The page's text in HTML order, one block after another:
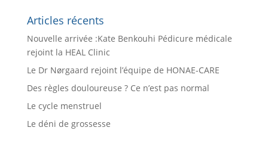
Articles récents
Nouvelle arrivée :Kate Benkouhi Pédicure médicale
rejoint la HEAL Clinic
Le Dr Nørgaard rejoint l’équipe de HONAE-CARE
Des règles douloureuse ? Ce n’est pas normal
Le cycle menstruel
Le déni de grossesse